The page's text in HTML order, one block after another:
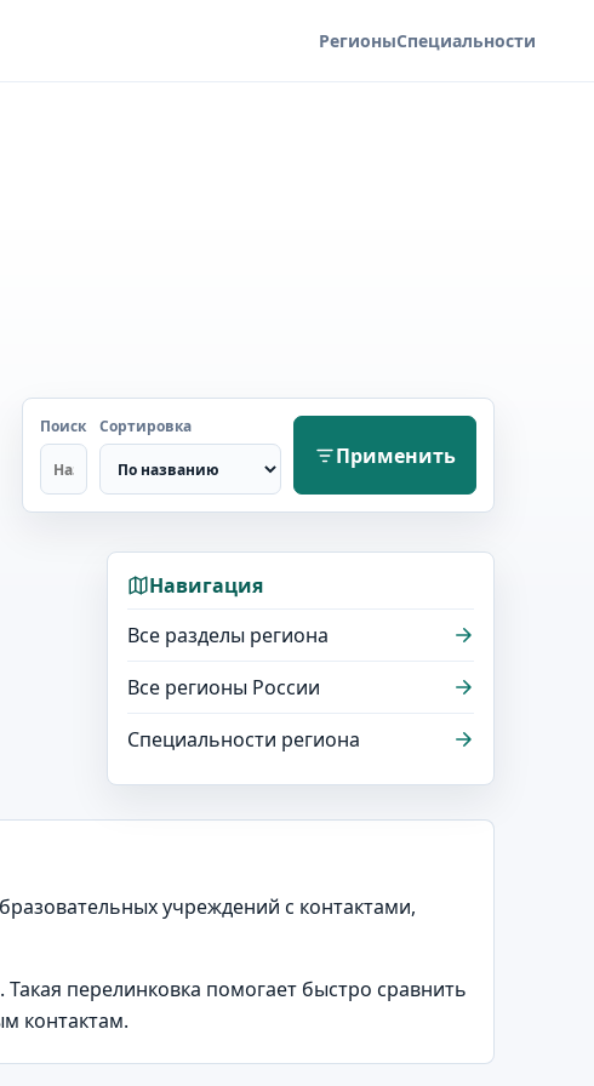
РегионыСпециальности
Поиск Сортировка
Применить
Навигация
Все разделы региона
Все регионы России
Специальности региона
учреждений с контактами,
перелинковка помогает быстро сравнить
контактам.